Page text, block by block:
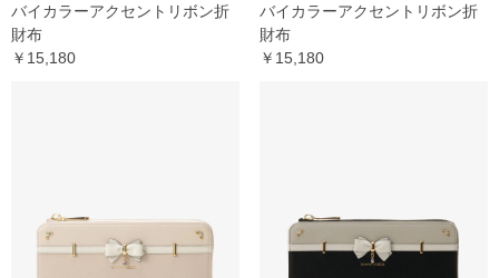
バイカラーアクセントリボン折
財布
￥15,180
バイカラーアクセントリボン折
財布
￥15,180